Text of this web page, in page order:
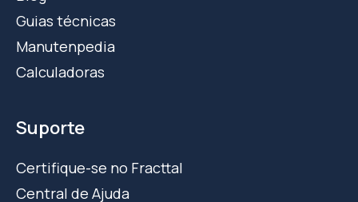
Guias técnicas
Manutenpedia
Calculadoras
Suporte
Certifique-se no Fracttal
Central de Ajuda